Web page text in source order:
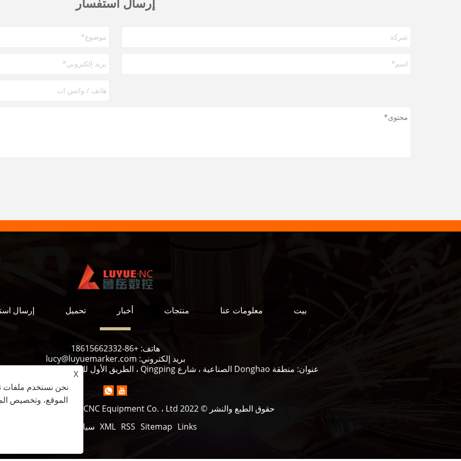
بيت معلومات عنا منتجات أخبار تحميل إرسال
هاتف:+86-18615662332
بريد إلكتروني: lucy@luyuemarker.com
عنوان: منطقة Donghao الصناعية ، شارع Qingping ، الطريق الأول للصناعة ، شارع شوانجشان ، منطقة تشانغقيو ، جينان
حقوق الطبع والنشر © 2022 Jinan Luyue CNC Equipment Co. ، Ltd. جميع الحقوق محفوظة.
Links
Sitemap
RSS
XML سياسة الخصوصية
X
نحن نستخدم ملفات
الموقع، وتخصيص